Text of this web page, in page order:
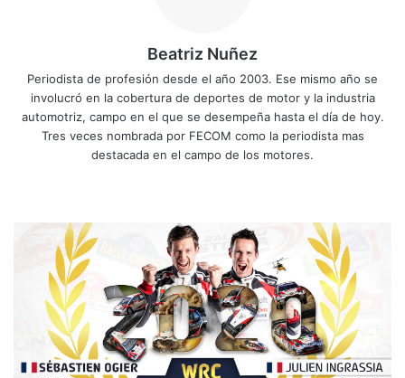
Beatriz Nuñez
Periodista de profesión desde el año 2003. Ese mismo año se
involucró en la cobertura de deportes de motor y la industria
automotriz, campo en el que se desempeña hasta el día de hoy.
Tres veces nombrada por FECOM como la periodista mas
destacada en el campo de los motores.
campeón!